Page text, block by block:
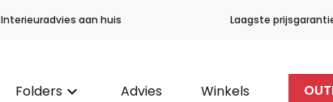
Interieuradvies aan huis Laagste
Folders keyboard_arrow_down Advies Winkels